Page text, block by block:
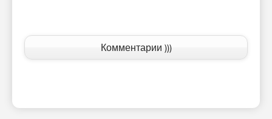
Комментарии )))